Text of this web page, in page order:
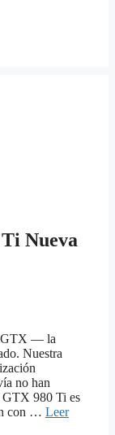
Nueva
GTX — la
Nuestra
no han
GTX 980 Ti es
con … Leer